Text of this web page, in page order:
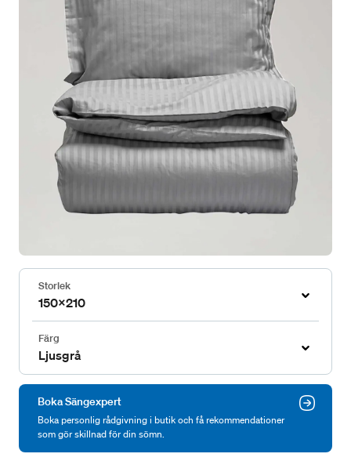
Storlek
150x210
Färg
Ljusgrå
Boka Sängexpert
Boka personlig rådgivning i butik och få rekommendationer
som gör skillnad för din sömn.